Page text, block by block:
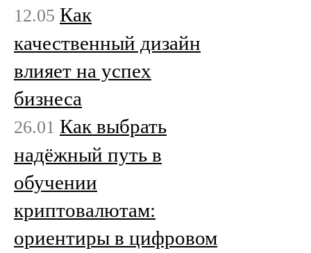
12.05 Как
качественный дизайн
влияет на успех
бизнеса
26.01 Как выбрать
надёжный путь в
обучении
криптовалютам:
ориентиры в цифровом